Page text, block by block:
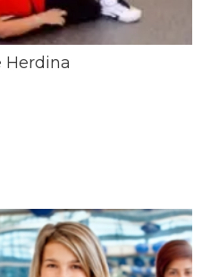
Herdina